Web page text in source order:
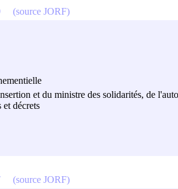
et du ministre des solidarités, de
et décrets
(source JORF)
(source JORF)